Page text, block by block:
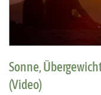
Sonne,
(Video)